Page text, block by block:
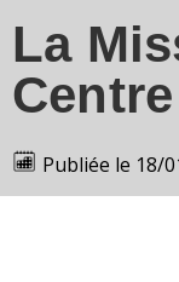
La
Publiée le 18/